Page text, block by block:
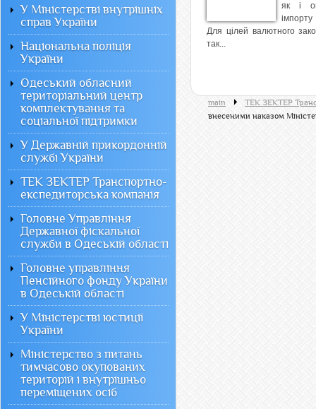
як і
Для цілей валютного
так...
main
ТЕК ЗЕКТЕР
внесеними наказом
У Міністерстві внутрішніх
справ України
Національна поліція
України
Одеський обласний
територіальний центр
комплектування та
соціальної підтримки
У Державній прикордонній
службі України
ТЕК ЗЕКТЕР Транспортно-
експедиторська компанія
Головне Управління
Державної фіскальної
служби в Одеській області
Головне управління
Пенсійного фонду України
в Одеській області
У Міністерстві юстиції
України
Міністерство з питань
тимчасово окупованих
територій і внутрішньо
переміщених осіб